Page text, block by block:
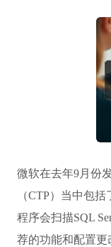
微软在去年9月份
（CTP）当中包
程序会扫描SQL
荐的功能和配置更